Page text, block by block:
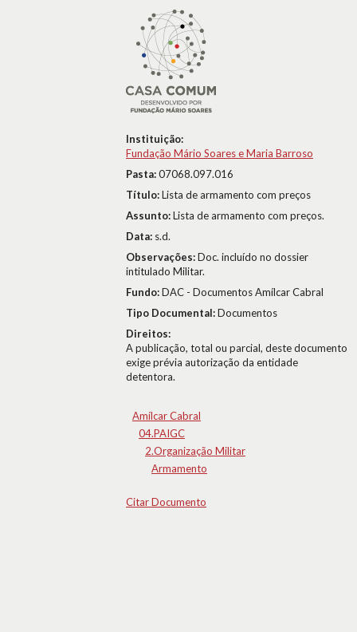
Instituição:
Fundação Mário Soares e Maria Barroso
Pasta:07068.097.016
Título:Lista de armamento com preços
Assunto:Lista de armamento com preços.
Data: s.d.
Observações:Doc. incluído no dossier
intitulado Militar.
Fundo:DAC - Documentos Amílcar Cabral
Tipo Documental:Documentos
Direitos:
A publicação, total ou parcial, deste documento
exige prévia autorização da entidade
detentora.
Amílcar Cabral
04.PAIGC
2.Organização Militar
Armamento
Citar Documento